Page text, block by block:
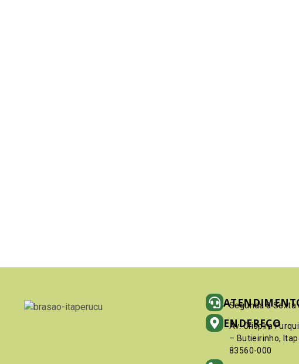
Segunda à Sexta
ENDEREÇO
Av. Crispim
– Butieirinho,
83560-000